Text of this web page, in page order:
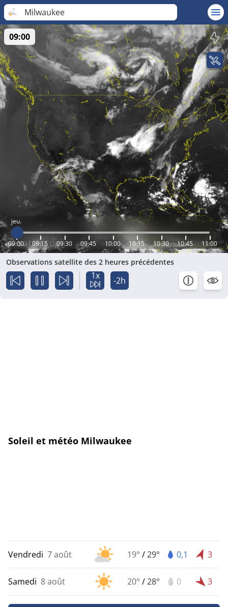
Milwaukee
jeu.
09:00 09:15 09:30 09:45 10:00 10:15 10:30 10:45 11:00
09:00
Observations satellite des 2 heures précédentes
1x -2h
Soleil et météo Milwaukee
Vendredi 7 août 19° /29° 0,1 3
Samedi 8 août 20° /28° 0 3